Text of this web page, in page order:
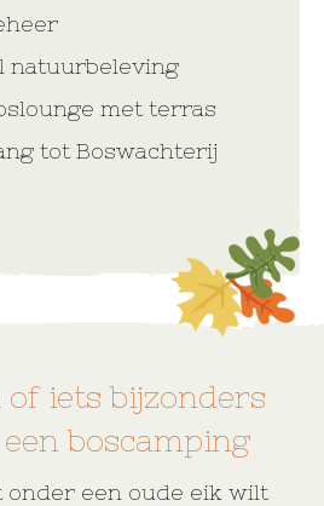
natuurbeleving
met terras
tot Boswachterij
iets bijzonders
boscamping
onder een oude eik wilt